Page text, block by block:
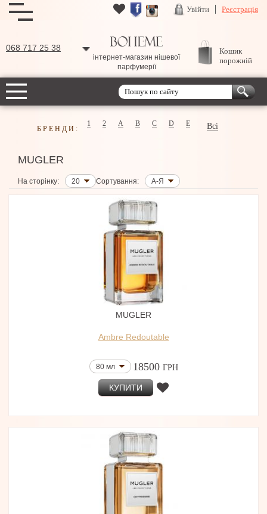
Увійти Реєстрація
068 717 25 38
інтернет-магазин нішевої
парфумерії
Кошик
порожній
БРЕНДИ:
1 2 A B C D E Всі
MUGLER
На сторінку: 20 Сортування: А-Я
MUGLER
Ambre Redoutable
80 мл 18500 ГРН
КУПИТИ